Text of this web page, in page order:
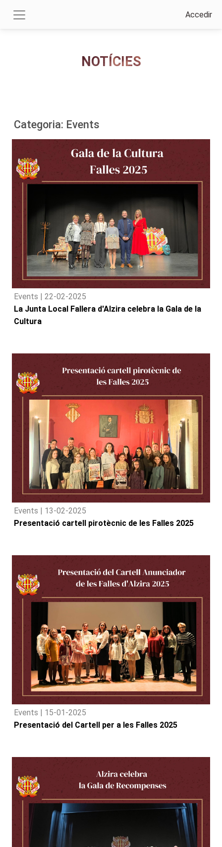
Accedir
NOTÍCIES
Categoria: Events
Events | 22-02-2025
La Junta Local Fallera d'Alzira celebra la Gala de la
Cultura
Events | 13-02-2025
Presentació cartell pirotècnic de les Falles 2025
Events | 15-01-2025
Presentació del Cartell per a les Falles 2025